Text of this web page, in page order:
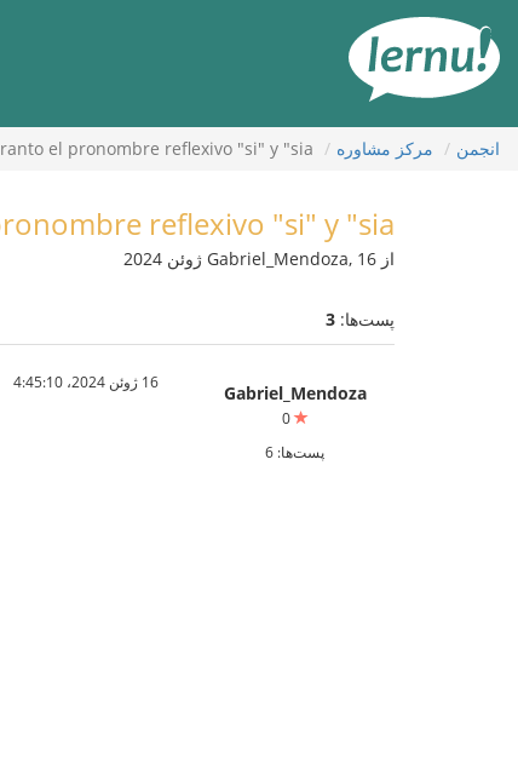
محتوا
انجمن مركز مشاوره el pronombre reflexivo "si" y "sia"
reflexivo "si" y "sia"
از Gabriel_Mendoza, 16 ژوئن 2024
پست‌ها: 3
Gabriel_Mendoza
0
پست‌ها: 6
16 ژوئن 2024،‏ 4:45:10